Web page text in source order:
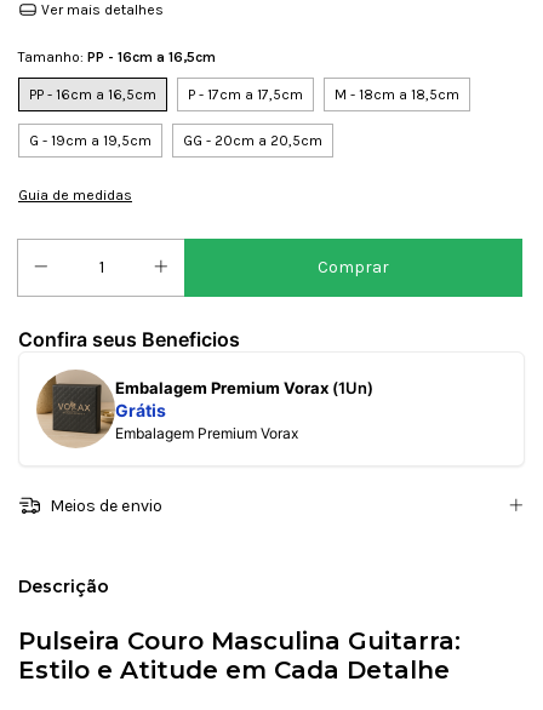
Ver mais detalhes
Tamanho: PP - 16cm a 16,5cm
PP - 16cm a 16,5cm P - 17cm a 17,5cm M - 18cm a 18,5cm
G - 19cm a 19,5cm GG - 20cm a 20,5cm
Guia de medidas
Confira seus Beneficios
Embalagem Premium Vorax (1Un)
Grátis
Embalagem Premium Vorax
Meios de envio
Descrição
Pulseira Couro Masculina Guitarra:
Estilo e Atitude em Cada Detalhe